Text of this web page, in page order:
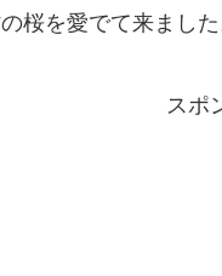
桜を愛でて来まし
スポ